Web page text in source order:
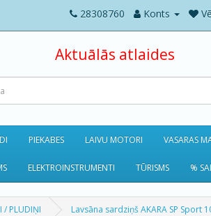
28308760 Konts
Aktuālās atlaides
PIEKABES LAIVU MOTORI VASARAS
ELEKTROINSTRUMENTI TŪRISMS %
/ PLUDIŅI Lavsāna sardziņš AKARA SP Sport